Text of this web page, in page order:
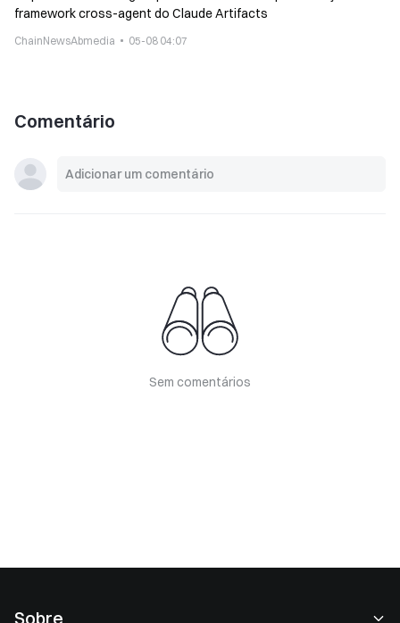
framework cross-agent do Claude Artifacts
ChainNewsAbmedia 05-08 04:07
Comentário
Sem comentários
Sobre